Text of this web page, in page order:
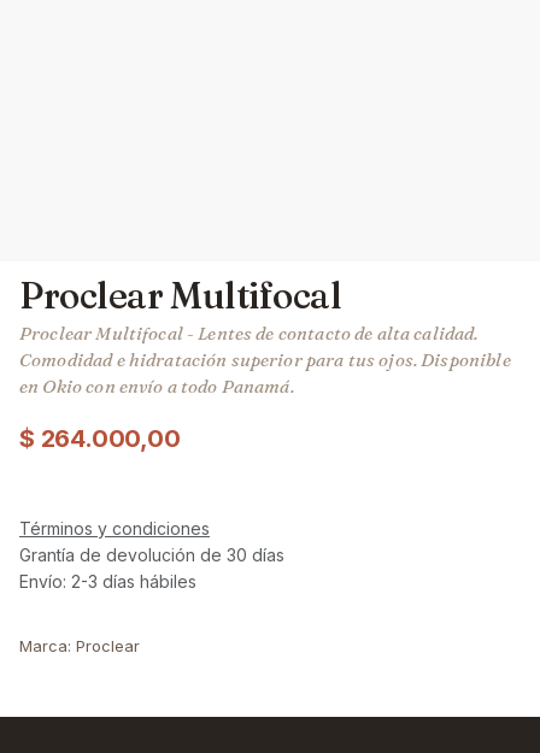
Proclear Multifocal
Proclear Multifocal - Lentes de contacto de alta calidad.
Comodidad e hidratación superior para tus ojos. Disponible
en Okio con envío a todo Panamá.
$ 264.000,00
Términos y condiciones
Grantía de devolución de 30 días
Envío: 2-3 días hábiles
Marca: Proclear